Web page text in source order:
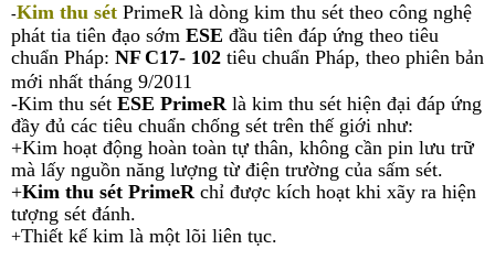
-Kim thu sét PrimeR là dòng kim thu sét theo công nghệ
phát tia tiên đạo sớm ESE đầu tiên đáp ứng theo tiêu
chuẩn Pháp: NFC17- 102 tiêu chuẩn Pháp, theo phiên bản
mới nhất tháng 9/2011
-Kim thu sét ESE PrimeR là kim thu sét hiện đại đáp ứng
đầy đủ các tiêu chuẩn chống sét trên thế giới như:
+Kim hoạt động hoàn toàn tự thân, không cần pin lưu trữ
mà lấy nguồn năng lượng từ điện trường của sấm sét.
+Kim thu sét PrimeRchỉ được kích hoạt khi xãy ra hiện
tượng sét đánh.
+Thiết kế kim là một lõi liên tục.